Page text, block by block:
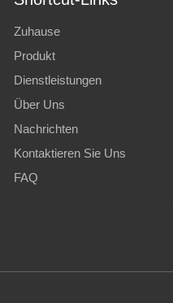
Zuhause
Produkt
Dienstleistungen
Über Uns
Nachrichten
Kontaktieren Sie Uns
FAQ